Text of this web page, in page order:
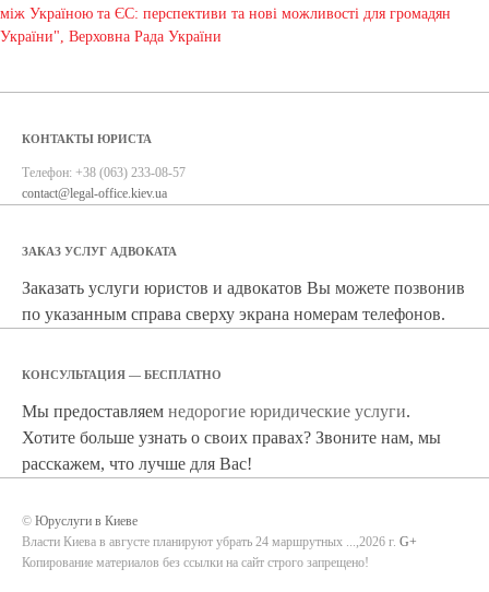
між Україною та ЄС: перспективи та нові можливості для громадян
України", Верховна Рада України
КОНТАКТЫ ЮРИСТА
Телефон: +38 (063) 233-08-57
contact@legal-office.kiev.ua
ЗАКАЗ УСЛУГ АДВОКАТА
Заказать услуги юристов и адвокатов Вы можете позвонив
по указанным справа сверху экрана номерам телефонов.
КОНСУЛЬТАЦИЯ — БЕСПЛАТНО
Мы предоставляем недорогие юридические услуги.
Хотите больше узнать о своих правах? Звоните нам, мы
расскажем, что лучше для Вас!
© Юруслуги в Киеве
Власти Киева в августе планируют убрать 24 маршрутных ...,2026 г. G+
Копирование материалов без ссылки на сайт строго запрещено!